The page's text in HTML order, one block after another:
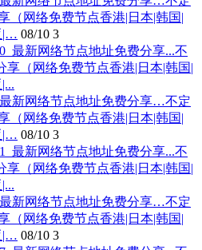
（网络免费节点香港|日本|韩国|
|… 08/10 3
最新网络节点地址免费分享…不定
（网络免费节点香港|日本|韩国|
|… 08/10 3
最新网络节点地址免费分享…不定
（网络免费节点香港|日本|韩国|
|… 08/10 3